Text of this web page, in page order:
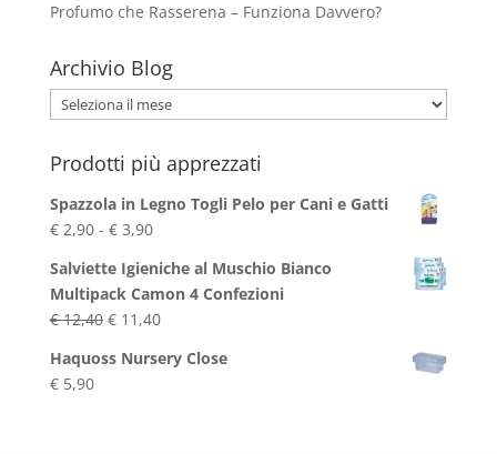
Profumo che Rasserena – Funziona Davvero?
Archivio Blog
Archivio
Blog
Prodotti più apprezzati
Spazzola in Legno Togli Pelo per Cani e Gatti
€2,90 - €3,90Fascia
prezzo:
da
€ 2,90
a
Salviette Igieniche al Muschio Bianco
Multipack Camon 4 Confezioni
€12,40 Il
originale
€11,40Il
attuale
Haquoss Nursery Close
€5,90